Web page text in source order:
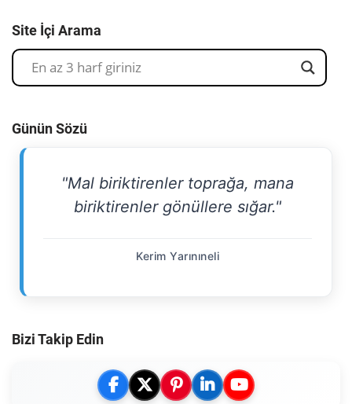
Site İçi Arama
Günün Sözü
"Mal biriktirenler toprağa, mana
biriktirenler gönüllere sığar."
Kerim Yarınıneli
Bizi Takip Edin